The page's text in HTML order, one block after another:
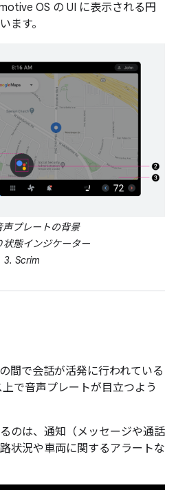
OS の UI に表示される円
ます。
声プレートの背景
状態インジケーター
3. Scrim
間で会話が活発に行われている
で音声プレートが目立つよう
のは、通知（メッセージや通話
状況や車両に関するアラートな